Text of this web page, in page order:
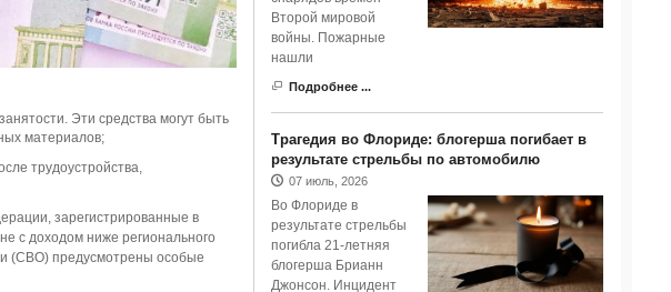
Эти средства могут быть
материалов;
трудоустройства,
зарегистрированные в
с доходом ниже регионального
(СВО) предусмотрены особые
Второй мировой
войны. Пожарные
нашли
Подробнее ...
Трагедия во Флориде: блогерша погибает в
результате стрельбы по автомобилю
07 июль, 2026
Во Флориде в
результате стрельбы
погибла 21-летняя
блогерша Брианн
Джонсон. Инцидент